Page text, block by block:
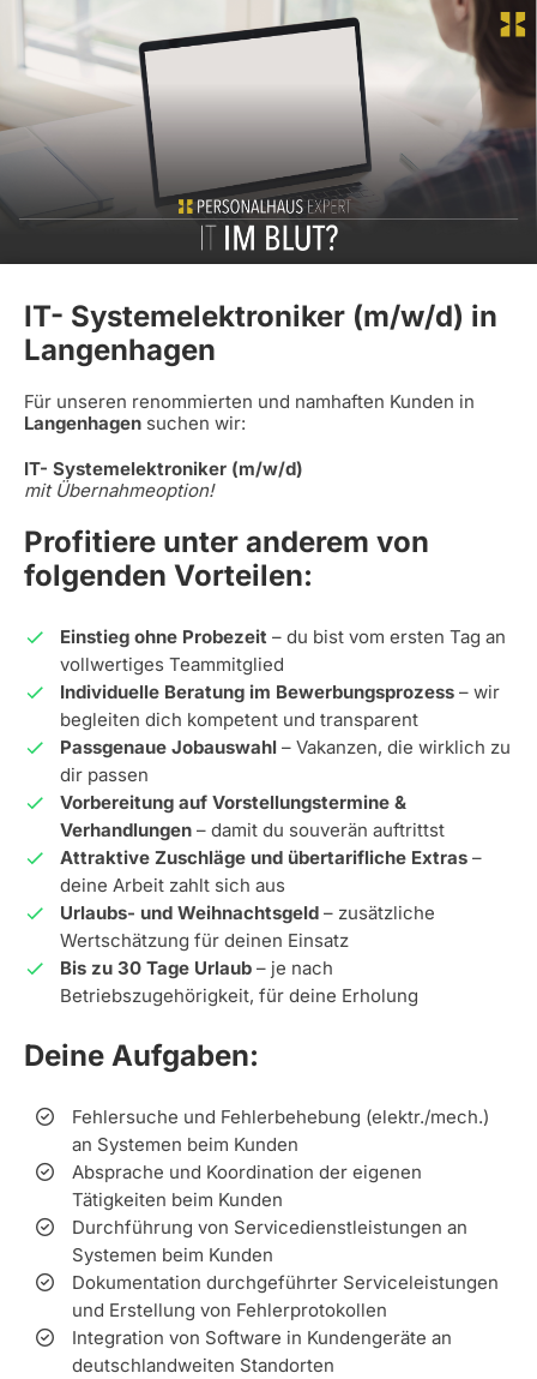
IT- Systemelektroniker (m/w/d) in
Langenhagen
Für unseren renommierten und namhaften Kunden in
Langenhagen suchen wir:
IT- Systemelektroniker (m/w/d)
mit Übernahmeoption!
Profitiere unter anderem von
folgenden Vorteilen:
Einstieg ohne Probezeit – du bist vom ersten Tag an
vollwertiges Teammitglied
Individuelle Beratung im Bewerbungsprozess – wir
begleiten dich kompetent und transparent
Passgenaue Jobauswahl – Vakanzen, die wirklich zu
dir passen
Vorbereitung auf Vorstellungstermine &
Verhandlungen – damit du souverän auftrittst
Attraktive Zuschläge und übertarifliche Extras –
deine Arbeit zahlt sich aus
Urlaubs- und Weihnachtsgeld – zusätzliche
Wertschätzung für deinen Einsatz
Bis zu 30 Tage Urlaub – je nach
Betriebszugehörigkeit, für deine Erholung
Deine Aufgaben:
Fehlersuche und Fehlerbehebung (elektr./mech.)
an Systemen beim Kunden
Absprache und Koordination der eigenen
Tätigkeiten beim Kunden
Durchführung von Servicedienstleistungen an
Systemen beim Kunden
Dokumentation durchgeführter Serviceleistungen
und Erstellung von Fehlerprotokollen
Integration von Software in Kundengeräte an
deutschlandweiten Standorten